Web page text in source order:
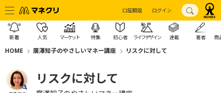
口座開設 ログイン
新着 人気 マーケット 特集 初心者 ライフデザイン 連載 著者 商
HOME 廣澤知子のやさしいマネー講座 リスクに対して
リスクに対して